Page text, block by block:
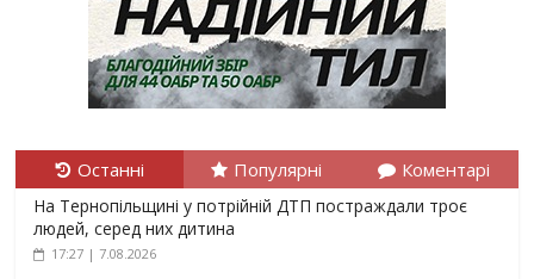
Останні Популярні Коментарі
На Тернопільщині у потрійній ДТП постраждали троє
людей, серед них дитина
17:27 | 7.08.2026